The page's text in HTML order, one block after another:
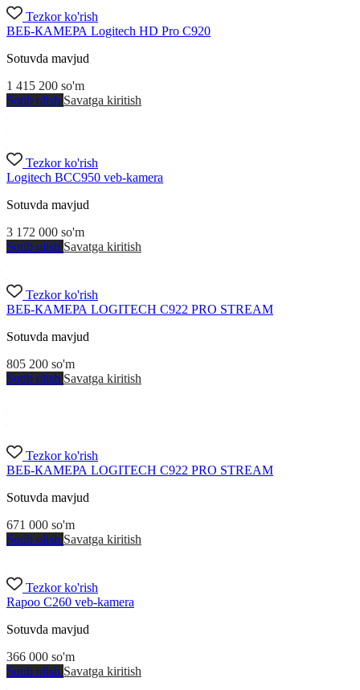
Tezkor ko'rish
ВЕБ-КАМЕРА Logitech HD Pro C920
Sotuvda mavjud
1 415 200 so'm
Sotib olish Savatga kiritish
Tezkor ko'rish
Logitech BCC950 veb-kamera
Sotuvda mavjud
3 172 000 so'm
Sotib olish Savatga kiritish
Tezkor ko'rish
ВЕБ-КАМЕРА LOGITECH C922 PRO STREAM
Sotuvda mavjud
805 200 so'm
Sotib olish Savatga kiritish
Tezkor ko'rish
ВЕБ-КАМЕРА LOGITECH C922 PRO STREAM
Sotuvda mavjud
671 000 so'm
Sotib olish Savatga kiritish
Tezkor ko'rish
Rapoo C260 veb-kamera
Sotuvda mavjud
366 000 so'm
Sotib olish Savatga kiritish